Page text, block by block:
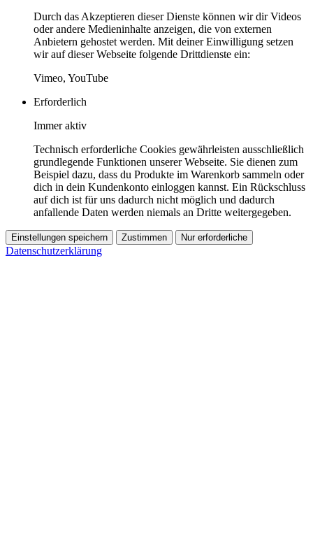
Durch das Akzeptieren dieser Dienste können wir dir Videos
oder andere Medieninhalte anzeigen, die von externen
Anbietern gehostet werden. Mit deiner Einwilligung setzen
wir auf dieser Webseite folgende Drittdienste ein:
Vimeo, YouTube
Erforderlich
Immer aktiv
Technisch erforderliche Cookies gewährleisten ausschließlich
grundlegende Funktionen unserer Webseite. Sie dienen zum
Beispiel dazu, dass du Produkte im Warenkorb sammeln oder
dich in dein Kundenkonto einloggen kannst. Ein Rückschluss
auf dich ist für uns dadurch nicht möglich und dadurch
anfallende Daten werden niemals an Dritte weitergegeben.
Einstellungen speichern Zustimmen Nur erforderliche
Datenschutzerklärung